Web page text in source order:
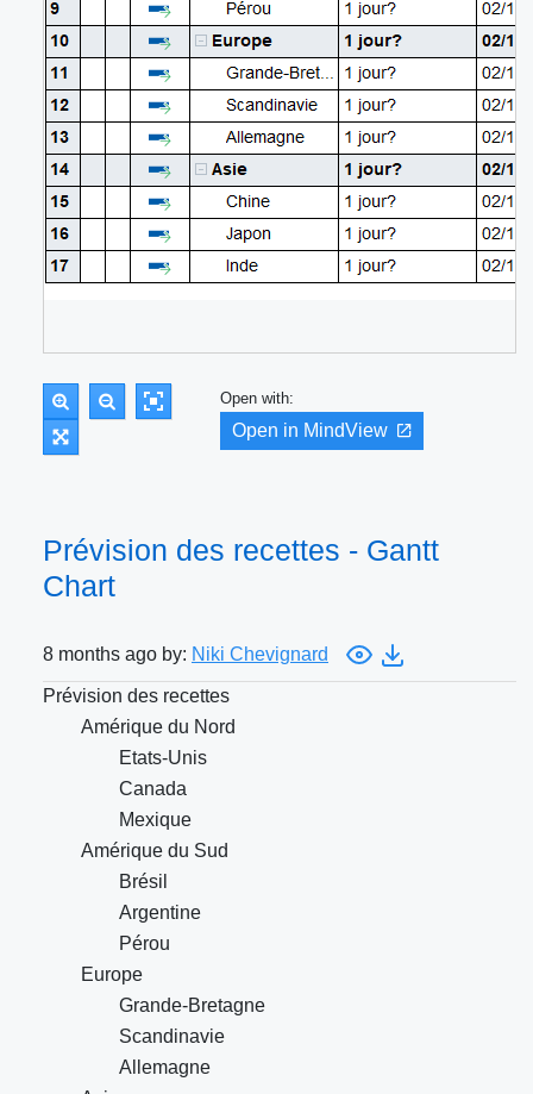
Open with:
Open in MindView
Prévision des recettes - Gantt
Chart
8 months ago by: Niki Chevignard
Prévision des recettes
Amérique du Nord
Etats-Unis
Canada
Mexique
Amérique du Sud
Brésil
Argentine
Pérou
Europe
Grande-Bretagne
Scandinavie
Allemagne